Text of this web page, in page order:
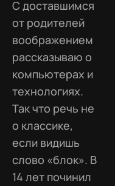
С доставшимся
от родителей
воображением
рассказываю о
компьютерах и
технологиях.
Так что речь не
о классике,
если видишь
слово «блок». В
14 лет починил